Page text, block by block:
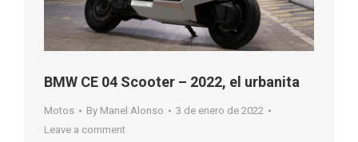
BMW CE 04 Scooter – 2022, el urbanita
Motos By Manel Alonso
3 de enero de 2022
Leave a comment